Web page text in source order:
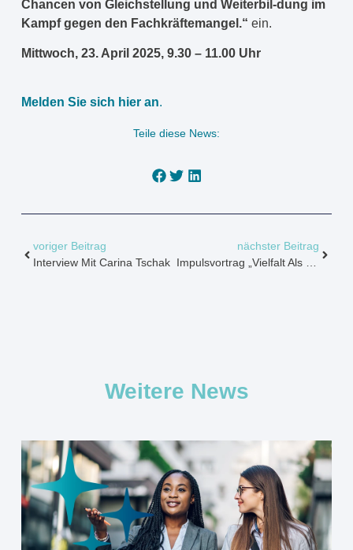
Chancen von Gleichstellung und Weiterbil-dung im
Kampf gegen den Fachkräftemangel.“ ein.
Mittwoch, 23. April 2025, 9.30 – 11.00 Uhr
Melden Sie sich hier an.
Teile diese News:
voriger Beitrag
Interview Mit Carina Tschak
nächster Beitrag
Weitere News